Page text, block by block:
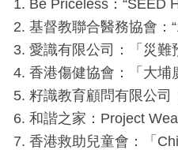
Be Priceless：“SEED
基督教聯合醫務協會：
愛識有限公司：「災難
香港傷健協會：「大埔
籽識教育顧問有限公司
和諧之家：Project
香港救助兒童會：「